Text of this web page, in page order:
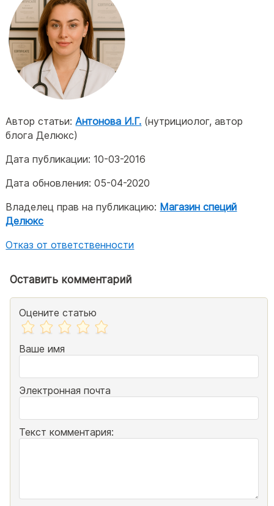
Автор статьи:Антонова И.Г. (нутрициолог, автор
блога Делюкс)
Дата публикации:10-03-2016
Дата обновления:05-04-2020
Владелец прав на публикацию: Магазин специй
Делюкс
Отказ от ответственности
Оставить комментарий
Оцените статью
Ваше имя
Электронная почта
Текст комментария: